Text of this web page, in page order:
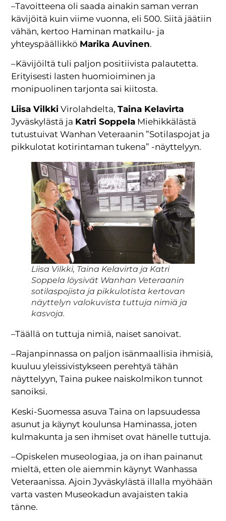
–Tavoitteena oli saada ainakin saman verran
kävijöitä kuin viime vuonna, eli 500. Siitä jäätiin
vähän, kertoo Haminan matkailu- ja
yhteyspäällikkö Marika Auvinen.
–Kävijöiltä tuli paljon positiivista palautetta.
Erityisesti lasten huomioiminen ja
monipuolinen tarjonta sai kiitosta.
Liisa Vilkki Virolahdelta,Taina Kelavirta
Jyväskylästä ja Katri Soppela Miehikkälästä
tutustuivat Wanhan Veteraanin ”Sotilaspojat ja
pikkulotat kotirintaman tukena” -näyttelyyn.
Liisa Vilkki, Taina Kelavirta ja Katri
Soppela löysivät Wanhan Veteraanin
sotilaspojista ja pikkulotista kertovan
näyttelyn valokuvista tuttuja nimiä ja
kasvoja.
–Täällä on tuttuja nimiä, naiset sanoivat.
–Rajanpinnassa on paljon isänmaallisia ihmisiä,
kuuluu yleissivistykseen perehtyä tähän
näyttelyyn, Taina pukee naiskolmikon tunnot
sanoiksi.
Keski-Suomessa asuva Taina on lapsuudessa
asunut ja käynyt koulunsa Haminassa, joten
kulmakunta ja sen ihmiset ovat hänelle tuttuja.
–Opiskelen museologiaa, ja on ihan painanut
mieltä, etten ole aiemmin käynyt Wanhassa
Veteraanissa. Ajoin Jyväskylästä illalla myöhään
varta vasten Museokadun avajaisten takia
tänne.